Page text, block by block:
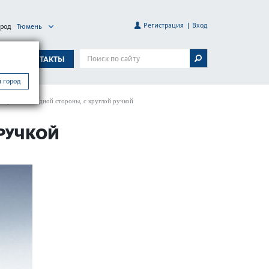
КОНТАКТЫ
город
Тюмень Регистрация Вход
с одной стороны, с круглой ручкой